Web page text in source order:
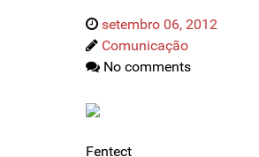
setembro 06, 2012
Comunicação
No comments
Fentect